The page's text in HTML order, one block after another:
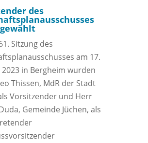
des
Sitzung des
am 17.
in Bergheim wurden
Thissen, MdR der Stadt
Vorsitzender und Herr
Gemeinde Jüchen, als